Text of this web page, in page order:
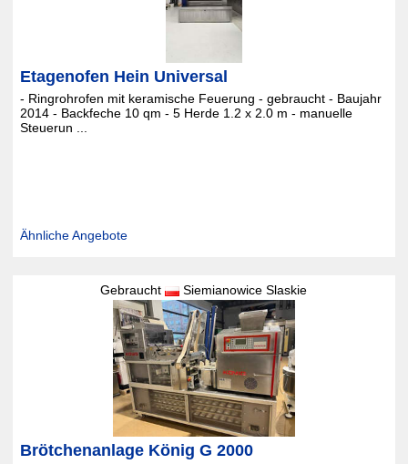
Etagenofen Hein Universal
- Ringrohrofen mit keramische Feuerung - gebraucht - Baujahr
2014 - Backfeche 10 qm - 5 Herde 1.2 x 2.0 m - manuelle
Steuerun ...
Ähnliche Angebote
Gebraucht Siemianowice Slaskie
Brötchenanlage König G 2000